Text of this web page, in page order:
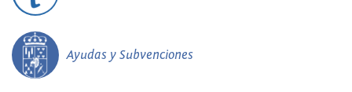
Ayudas y Subvenciones